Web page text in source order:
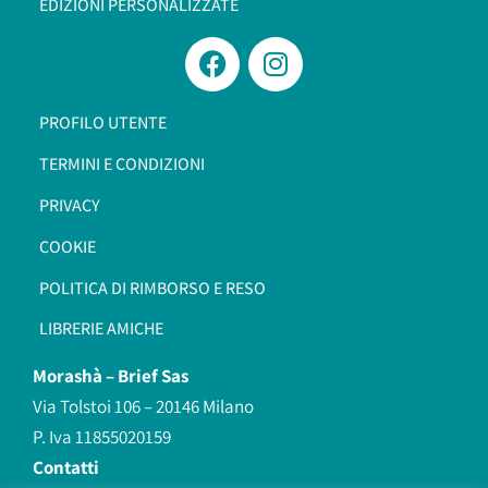
EDIZIONI PERSONALIZZATE
PROFILO UTENTE
TERMINI E CONDIZIONI
PRIVACY
COOKIE
POLITICA DI RIMBORSO E RESO
LIBRERIE AMICHE
Morashà –Brief Sas
Via Tolstoi 106 – 20146 Milano
P. Iva 11855020159
Contatti